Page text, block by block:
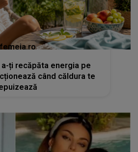
femeia.ro
ți recăpăta energia pe
când căldura te